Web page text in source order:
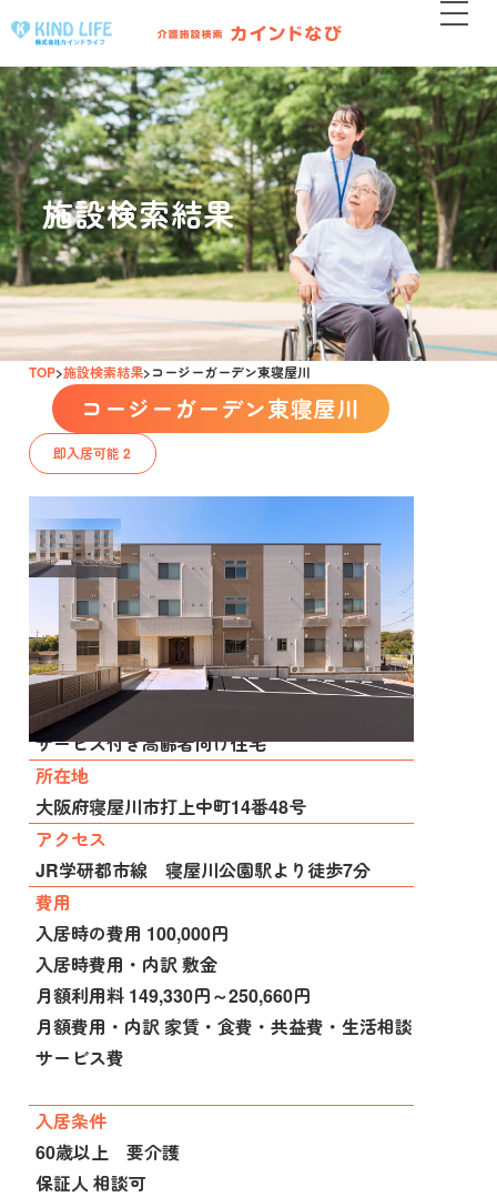
施設検索結果
TOP 施設検索結果 コージーガーデン東寝屋川
コージーガーデン東寝屋川
即入居可能 2
施設種別
サービス付き高齢者向け住宅
所在地
大阪府寝屋川市打上中町14番48号
アクセス
JR学研都市線 寝屋川公園駅より徒歩7分
費用
入居時の費用 100,000円
入居時費用・内訳 敷金
月額利用料 149,330円～250,660円
月額費用・内訳 家賃・食費・共益費・生活相談
サービス費
入居条件
60歳以上 要介護
保証人 相談可